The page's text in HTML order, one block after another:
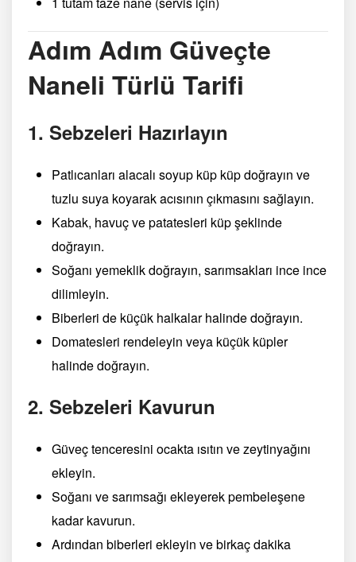
Adım Adım Güveçte
Naneli Türlü Tarifi
1. Sebzeleri Hazırlayın
Patlıcanları alacalı soyup küp küp doğrayın ve
tuzlu suya koyarak acısının çıkmasını sağlayın.
Kabak, havuç ve patatesleri küp şeklinde
doğrayın.
Soğanı yemeklik doğrayın, sarımsakları ince ince
dilimleyin.
Biberleri de küçük halkalar halinde doğrayın.
Domatesleri rendeleyin veya küçük küpler
halinde doğrayın.
2. Sebzeleri Kavurun
Güveç tenceresini ocakta ısıtın ve zeytinyağını
ekleyin.
Soğanı ve sarımsağı ekleyerek pembeleşene
kadar kavurun.
Ardından biberleri ekleyin ve birkaç dakika